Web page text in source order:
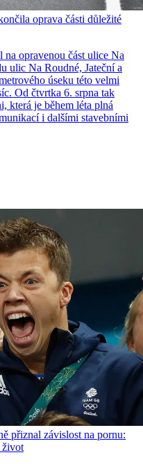
oprava části důležité
opravenou část ulice Na
ulic Na Roudné, Jateční a
úseku této velmi
Od čtvrtka 6. srpna tak
která je během léta plná
i dalšími stavebními
přiznal závislost na pornu:
život